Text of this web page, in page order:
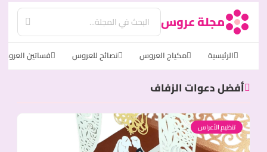
مجلة عروس
الرئيسية مكياج العروس نصائح للعروس فساتين العروس
أفضل دعوات الزفاف
تنظيم الأعراس